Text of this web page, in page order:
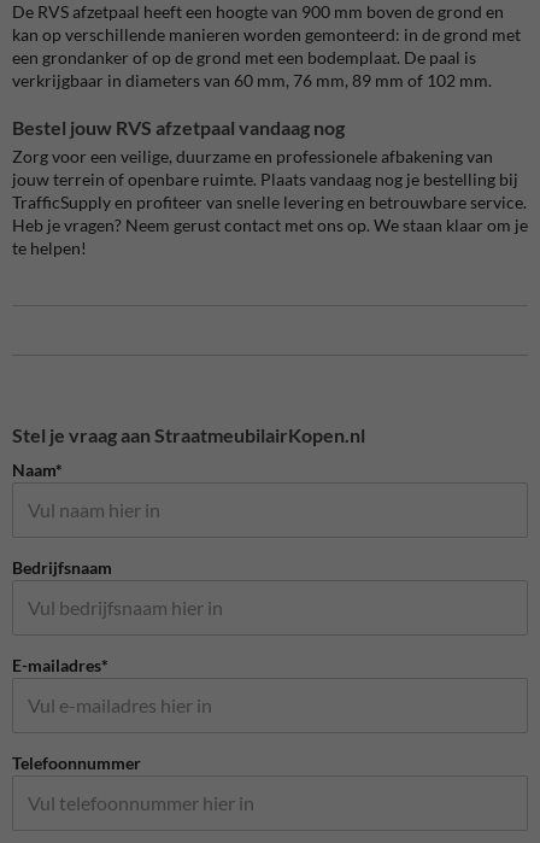
De RVS afzetpaal heeft een hoogte van 900 mm boven de grond en
kan op verschillende manieren worden gemonteerd: in de grond met
een grondanker of op de grond met een bodemplaat. De paal is
verkrijgbaar in diameters van 60 mm, 76 mm, 89 mm of 102 mm.
Bestel jouw RVS afzetpaal vandaag nog
Zorg voor een veilige, duurzame en professionele afbakening van
jouw terrein of openbare ruimte. Plaats vandaag nog je bestelling bij
TrafficSupply en profiteer van snelle levering en betrouwbare service.
Heb je vragen? Neem gerust contact met ons op. We staan klaar om je
te helpen!
Stel je vraag aan StraatmeubilairKopen.nl
Naam*
Bedrijfsnaam
E-mailadres*
Telefoonnummer